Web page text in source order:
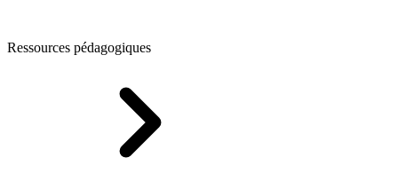
Ressources pédagogiques